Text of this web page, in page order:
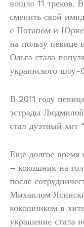
вошло 11 треков.
сменить свой
с Потапом и
на пользу певице
Ольга стала
украинского шоу-
В 2011 году
эстрады
стал дуэтный хит
Еще долгое время
– кокошник на
после
Михаилом
кокошником в
украшение стала